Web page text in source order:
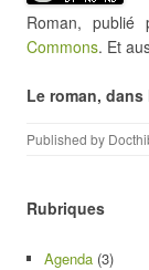
Roman, publié
Commons. Et
Le roman, dans
Published by
Rubriques
Agenda (3)